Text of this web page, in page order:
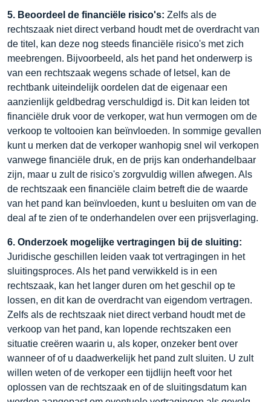
5. Beoordeel de financiële risico's: Zelfs als de
rechtszaak niet direct verband houdt met de overdracht van
de titel, kan deze nog steeds financiële risico's met zich
meebrengen. Bijvoorbeeld, als het pand het onderwerp is
van een rechtszaak wegens schade of letsel, kan de
rechtbank uiteindelijk oordelen dat de eigenaar een
aanzienlijk geldbedrag verschuldigd is. Dit kan leiden tot
financiële druk voor de verkoper, wat hun vermogen om de
verkoop te voltooien kan beïnvloeden. In sommige gevallen
kunt u merken dat de verkoper wanhopig snel wil verkopen
vanwege financiële druk, en de prijs kan onderhandelbaar
zijn, maar u zult de risico's zorgvuldig willen afwegen. Als
de rechtszaak een financiële claim betreft die de waarde
van het pand kan beïnvloeden, kunt u besluiten om van de
deal af te zien of te onderhandelen over een prijsverlaging.
6. Onderzoek mogelijke vertragingen bij de sluiting:
Juridische geschillen leiden vaak tot vertragingen in het
sluitingsproces. Als het pand verwikkeld is in een
rechtszaak, kan het langer duren om het geschil op te
lossen, en dit kan de overdracht van eigendom vertragen.
Zelfs als de rechtszaak niet direct verband houdt met de
verkoop van het pand, kan lopende rechtszaken een
situatie creëren waarin u, als koper, onzeker bent over
wanneer of of u daadwerkelijk het pand zult sluiten. U zult
willen weten of de verkoper een tijdlijn heeft voor het
oplossen van de rechtszaak en of de sluitingsdatum kan